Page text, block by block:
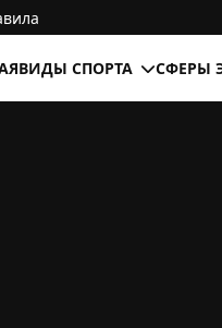
ВИДЫ СПОРТА СФЕРЫ